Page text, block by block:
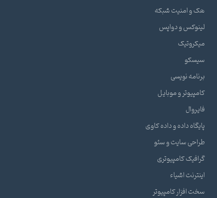
هک و امنیت شبکه
لینوکس و دواپس
میکروتیک
سیسکو
برنامه نویسی
کامپیوتر و موبایل
فایروال
پایگاه داده و داده کاوی
طراحی سایت و سئو
گرافیک کامپیوتری
اینترنت اشیاء
سخت افزار کامپیوتر